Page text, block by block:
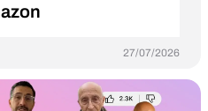
27/07/2026